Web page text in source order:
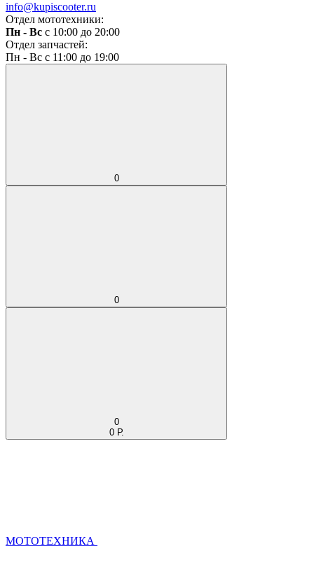
info@kupiscooter.ru
Отдел мототехники:
Пн - Вс с 10:00 до 20:00
Отдел запчастей:
Пн - Вс с 11:00 до 19:00
0
0
0
0 Р.
МОТОТЕХНИКА